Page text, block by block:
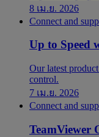
8 เม.ย. 2026
Connect and
Up to Speed
Our latest
control.
7 เม.ย. 2026
Connect and
TeamViewer